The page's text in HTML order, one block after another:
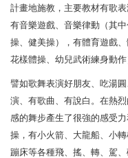
計畫地施教，主要教材有歌
有音樂遊戲、音樂律動（其
操、健美操），有體育遊戲
花樣體操、幼兒武術練身動作
譬如歌舞表演好朋友、吃湯
演、有歌曲、有說白。在熱
感的舞步產生了很強的感受
操，有小火箭、大龍船、小
蹦床等各種飛、搖、轉、駕